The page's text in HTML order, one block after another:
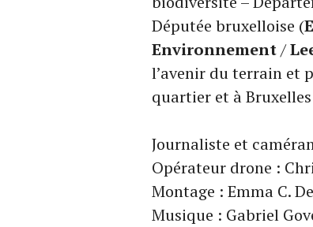
Députée bruxelloise (
Environnement/
l’avenir du terrain et
quartier et à
Journaliste et
Opérateur drone :
Montage : Emma C.
Musique : Gabriel